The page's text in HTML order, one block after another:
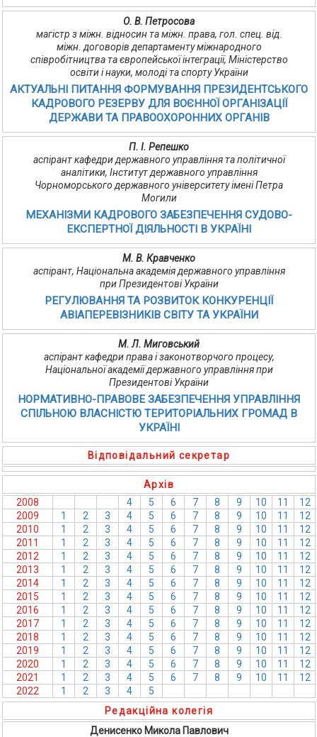
О. В. Петросова
магістр з міжн. відносин та міжн. права, гол. спец. від.
міжн. договорів департаменту міжнародного
співробітництва та європейської інтеграції, Міністерство
освіти і науки, молоді та спорту України
АКТУАЛЬНІ ПИТАННЯ ФОРМУВАННЯ ПРЕЗИДЕНТСЬКОГО
КАДРОВОГО РЕЗЕРВУ ДЛЯ ВОЄННОЇ ОРГАНІЗАЦІЇ
ДЕРЖАВИ ТА ПРАВООХОРОННИХ ОРГАНІВ
П. І. Репешко
аспірант кафедри державного управління та політичної
аналітики, Інститут державного управління
Чорноморського державного університету імені Петра
Могили
МЕХАНІЗМИ КАДРОВОГО ЗАБЕЗПЕЧЕННЯ СУДОВО-
ЕКСПЕРТНОЇ ДІЯЛЬНОСТІ В УКРАЇНІ
М. В. Кравченко
аспірант, Національна академія державного управління
при Президентові України
РЕГУЛЮВАННЯ ТА РОЗВИТОК КОНКУРЕНЦІЇ
АВІАПЕРЕВІЗНИКІВ СВІТУ ТА УКРАЇНИ
М. Л. Миговський
аспірант кафедри права і законотворчого процесу,
Національної академії державного управління при
Президентові України
НОРМАТИВНО-ПРАВОВЕ ЗАБЕЗПЕЧЕННЯ УПРАВЛІННЯ
СПІЛЬНОЮ ВЛАСНІСТЮ ТЕРИТОРІАЛЬНИХ ГРОМАД В
УКРАЇНІ
Відповідальний секретар
Архів
2008
4 5 6 7 8 9 10 11
12
2009
1 2 3 4 5 6 7 8 9 10 11
12
2010
1 2 3 4 5 6 7 8 9 10 11
12
2011
1 2 3 4 5 6 7 8 9 10 11
12
2012
1 2 3 4 5 6 7 8 9 10 11
12
2013
1 2 3 4 5 6 7 8 9 10 11
12
2014
1 2 3 4 5 6 7 8 9 10 11
12
2015
1 2 3 4 5 6 7 8 9 10 11
12
2016
1 2 3 4 5 6 7 8 9 10 11
12
2017
1 2 3 4 5 6 7 8 9 10 11
12
2018
1 2 3 4 5 6 7 8 9 10 11
12
2019
1 2 3 4 5 6 7 8 9 10 11
12
2020
1 2 3 4 5 6 7 8 9 10 11
12
2021
1 2 3 4 5 6 7 8 9 10 11
12
2022
1 2 3 4 5
Редакційна колегія
Денисенко Микола Павлович